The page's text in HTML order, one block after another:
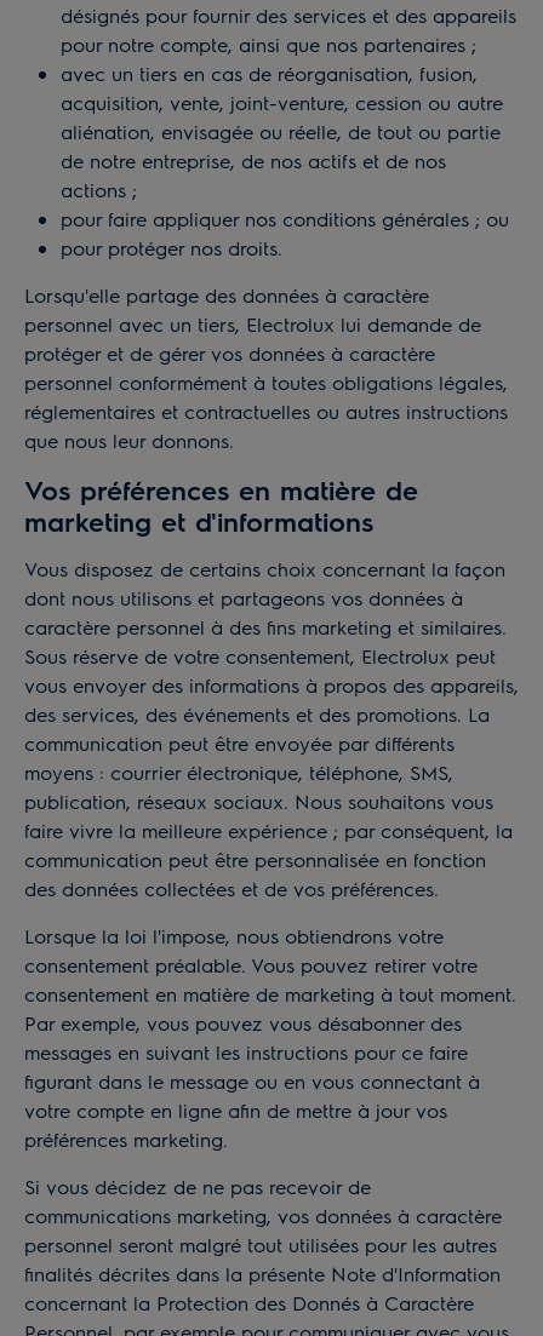
désignés pour fournir des services et des appareils
pour notre compte, ainsi que nos partenaires ;
avec un tiers en cas de réorganisation, fusion,
acquisition, vente, joint-venture, cession ou autre
aliénation, envisagée ou réelle, de tout ou partie
de notre entreprise, de nos actifs et de nos
actions ;
pour faire appliquer nos conditions générales ; ou
pour protéger nos droits.
Lorsqu'elle partage des données à caractère
personnel avec un tiers, Electrolux lui demande de
protéger et de gérer vos données à caractère
personnel conformément à toutes obligations légales,
réglementaires et contractuelles ou autres instructions
que nous leur donnons.
Vos préférences en matière de
marketing et d'informations
Vous disposez de certains choix concernant la façon
dont nous utilisons et partageons vos données à
caractère personnel à des fins marketing et similaires.
Sous réserve de votre consentement, Electrolux peut
vous envoyer des informations à propos des appareils,
des services, des événements et des promotions. La
communication peut être envoyée par différents
moyens : courrier électronique, téléphone, SMS,
publication, réseaux sociaux. Nous souhaitons vous
faire vivre la meilleure expérience ; par conséquent, la
communication peut être personnalisée en fonction
des données collectées et de vos préférences.
Lorsque la loi l'impose, nous obtiendrons votre
consentement préalable. Vous pouvez retirer votre
consentement en matière de marketing à tout moment.
Par exemple, vous pouvez vous désabonner des
messages en suivant les instructions pour ce faire
figurant dans le message ou en vous connectant à
votre compte en ligne afin de mettre à jour vos
préférences marketing.
Si vous décidez de ne pas recevoir de
communications marketing, vos données à caractère
personnel seront malgré tout utilisées pour les autres
finalités décrites dans la présente Note d'Information
concernant la Protection des Donnés à Caractère